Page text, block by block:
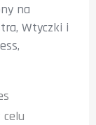
na
,Wtyczki i
,